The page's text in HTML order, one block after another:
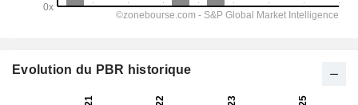
Evolution du PBR historique